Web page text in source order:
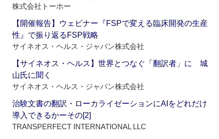
株式会社トーホー
【開催報告】ウェビナー『FSPで変える臨床開発の生産
性』で振り返るFSP戦略
サイネオス・ヘルス・ジャパン株式会社
【サイネオス・ヘルス】世界とつなぐ「翻訳者」に 城
山氏に聞く
サイネオス・ヘルス・ジャパン株式会社
治験文書の翻訳・ローカライゼーションにAIをどれだけ
導入できるかーその[2]
TRANSPERFECT INTERNATIONAL LLC